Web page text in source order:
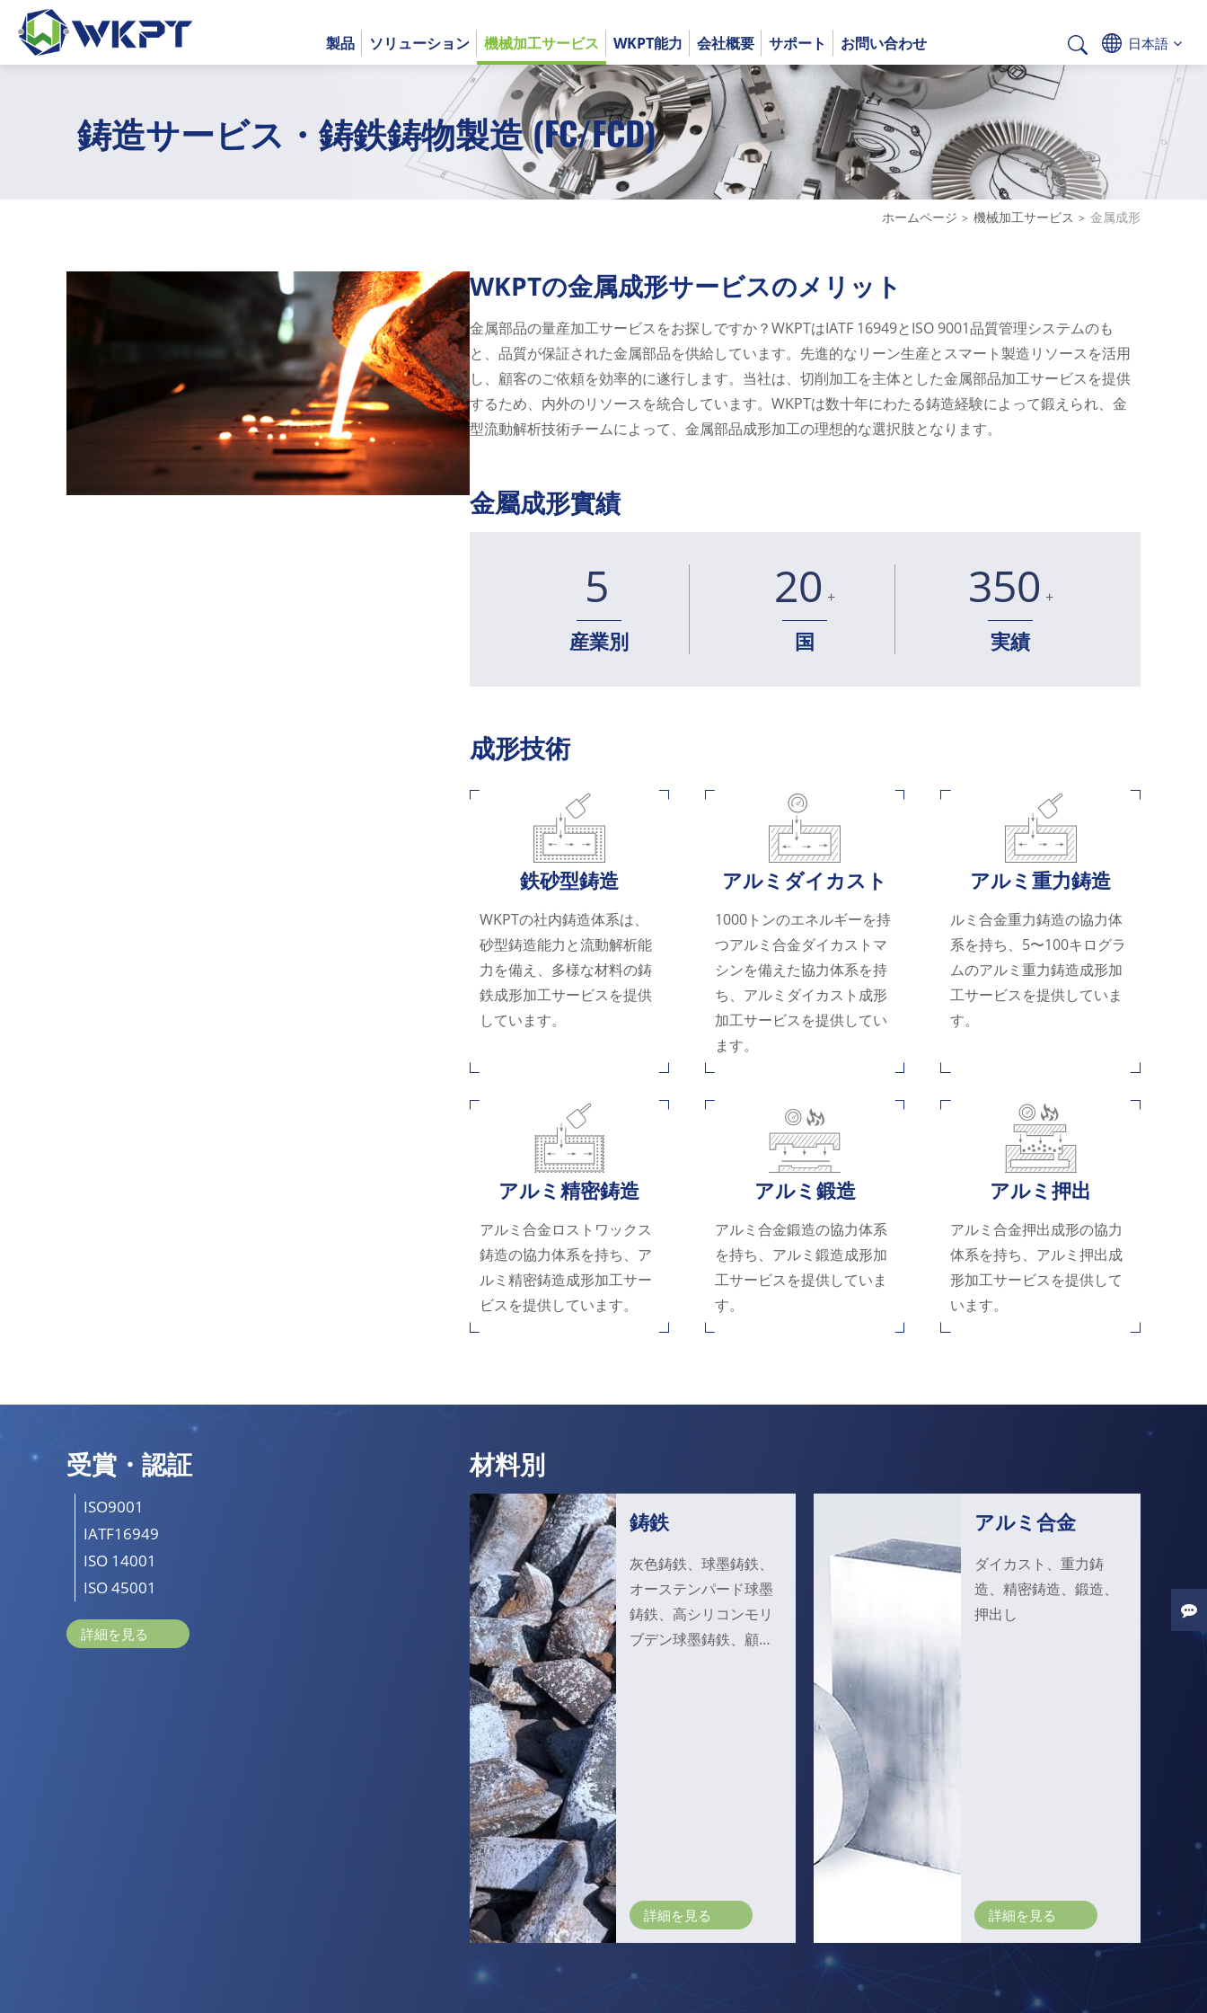
製品 ソリューション 機械加工サービス WKPT能力 会社概要 サポート お問い合わせ 日本語
鋳造サービス・鋳鉄鋳物製造 (FC/FCD)
ホームページ 機械加工サービス 金属成形
WKPTの金属成形サービスのメリット
金属部品の量産加工サービスをお探しですか？WKPTはIATF 16949とISO 9001品質管理システムのも
と、品質が保証された金属部品を供給しています。先進的なリーン生産とスマート製造リソースを活用
し、顧客のご依頼を効率的に遂行します。当社は、切削加工を主体とした金属部品加工サービスを提供
するため、内外のリソースを統合しています。WKPTは数十年にわたる鋳造経験によって鍛えられ、金
型流動解析技術チームによって、金属部品成形加工の理想的な選択肢となります。
金屬成形實績
5
産業別
20 +
国
350 +
実績
成形技術
鉄砂型鋳造
WKPTの社内鋳造体系は、
砂型鋳造能力と流動解析能
力を備え、多様な材料の鋳
鉄成形加工サービスを提供
しています。
アルミダイカスト
1000トンのエネルギーを持
つアルミ合金ダイカストマ
シンを備えた協力体系を持
ち、アルミダイカスト成形
加工サービスを提供してい
ます。
アルミ重力鋳造
ルミ合金重力鋳造の協力体
系を持ち、5〜100キログラ
ムのアルミ重力鋳造成形加
工サービスを提供していま
す。
アルミ精密鋳造
アルミ合金ロストワックス
鋳造の協力体系を持ち、ア
ルミ精密鋳造成形加工サー
ビスを提供しています。
アルミ鍛造
アルミ合金鍛造の協力体系
を持ち、アルミ鍛造成形加
工サービスを提供していま
す。
アルミ押出
アルミ合金押出成形の協力
体系を持ち、アルミ押出成
形加工サービスを提供して
います。
受賞・認証
ISO9001
IATF16949
ISO 14001
ISO 45001
詳細を見る
材料別
鋳鉄
灰色鋳鉄、球墨鋳鉄、
オーステンパード球墨
鋳鉄、高シリコンモリ
ブデン球墨鋳鉄、顧客
詳細を見る
アルミ合金
ダイカスト、重力鋳
造、精密鋳造、鍛造、
押出し
詳細を見る
繁體中文 English 日本語 Deutsch
機械加工サービス
全て
金属成形
WKPT能力